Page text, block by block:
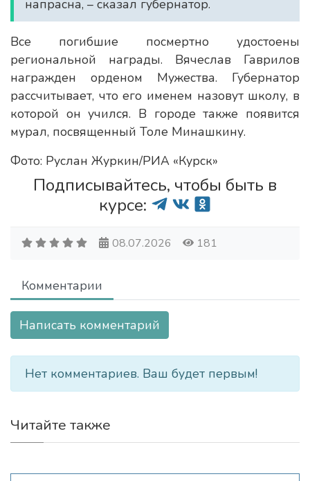
напрасна, – сказал губернатор.
Все погибшие посмертно удостоены
региональной награды. Вячеслав Гаврилов
награжден орденом Мужества. Губернатор
рассчитывает, что его именем назовут школу, в
которой он учился. В городе также появится
мурал, посвященный Толе Минашкину.
Фото: Руслан Журкин/РИА «Курск»
Подписывайтесь, чтобы быть в
курсе:
08.07.2026 181
Комментарии
Написать комментарий
Нет комментариев. Ваш будет первым!
Читайте также